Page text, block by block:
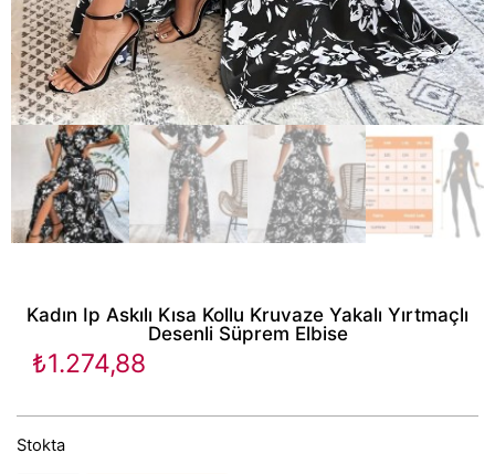
Kadın Ip Askılı Kısa Kollu Kruvaze Yakalı Yırtmaçlı
Desenli Süprem Elbise
₺1.274,88
Stokta